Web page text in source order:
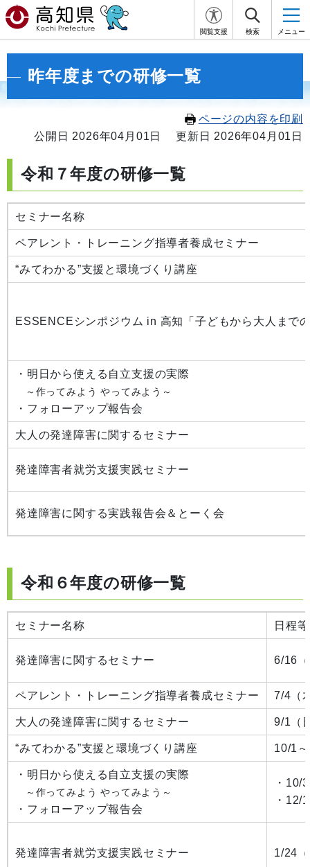
閲覧支援 検索 メニュー
昨年度までの研修一覧
ページの内容を印刷
公開日 2026年04月01日
更新日 2026年04月01日
令和７年度の研修一覧
セミナー名称
ペアレント・トレーニング指導者養成セミナー
“みてわかる”支援と環境づくり講座
ESSENCEシンポジウム in 高知「子どもから大人まで
・明日から使える自立支援の実際
～作ってみよう やってみよう～
・フォローアップ報告会
大人の発達障害に関するセミナー
発達障害者就労支援実践セミナー
発達障害に関する実践報告会＆とーく会
令和６年度の研修一覧
セミナー名称 日程等
発達障害に関するセミナー 6/16
ペアレント・トレーニング指導者養成セミナー 7/4（
大人の発達障害に関するセミナー 9/1（
“みてわかる”支援と環境づくり講座 10/1
・明日から使える自立支援の実際
～作ってみよう やってみよう～
・フォローアップ報告会
・10/
・12/
発達障害者就労支援実践セミナー 1/24